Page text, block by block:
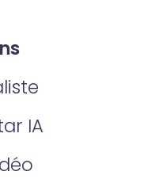
IA